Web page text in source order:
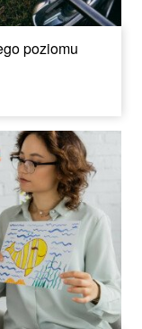
poziomu